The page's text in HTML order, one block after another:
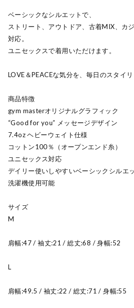
ベーシックなシルエットで、
ストリート、アウトドア、古着MIX、カ
対応。
ユニセックスで着用いただけます。
LOVE＆PEACEな気分を、毎日のスタイリ
商品特徴
gym masterオリジナルグラフィック
“Good for you” メッセージデザイン
7.4oz ヘビーウェイト仕様
コットン100％（オープンエンド糸）
ユニセックス対応
デイリー使いしやすいベーシックシルエ
洗濯機使用可能
サイズ
M
肩幅:47 / 袖丈:21 / 総丈:68 / 身幅:52
L
肩幅:49.5 / 袖丈:22 / 総丈:71 / 身幅:55